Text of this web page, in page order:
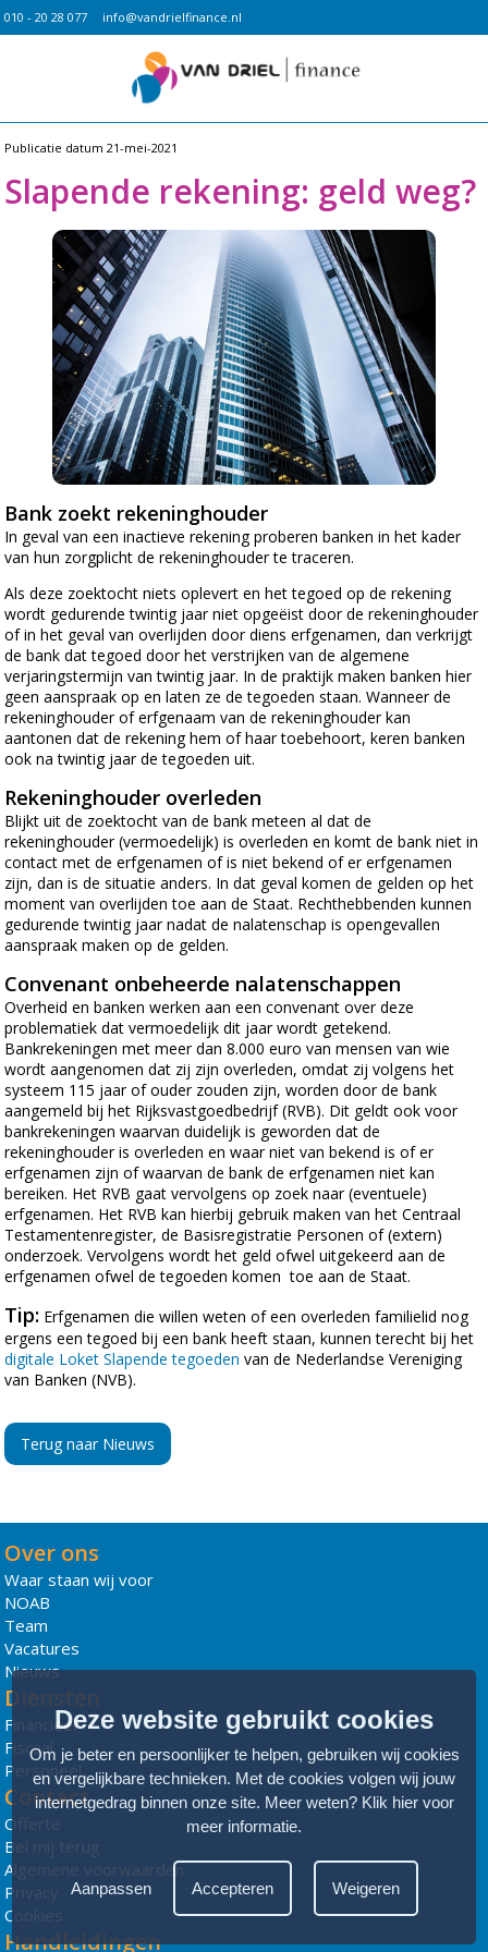
010 - 20 28 077 info@vandrielfinance.nl
Publicatie datum 21-mei-2021
Slapende rekening: geld weg?
Bank zoekt rekeninghouder
In geval van een inactieve rekening proberen banken in het kader
van hun zorgplicht de rekeninghouder te traceren.
Als deze zoektocht niets oplevert en het tegoed op de rekening
wordt gedurende twintig jaar niet opgeëist door de rekeninghouder
of in het geval van overlijden door diens erfgenamen, dan verkrijgt
de bank dat tegoed door het verstrijken van de algemene
verjaringstermijn van twintig jaar. In de praktijk maken banken hier
geen aanspraak op en laten ze de tegoeden staan. Wanneer de
rekeninghouder of erfgenaam van de rekeninghouder kan
aantonen dat de rekening hem of haar toebehoort, keren banken
ook na twintig jaar de tegoeden uit.
Rekeninghouder overleden
Blijkt uit de zoektocht van de bank meteen al dat de
rekeninghouder (vermoedelijk) is overleden en komt de bank niet in
contact met de erfgenamen of is niet bekend of er erfgenamen
zijn, dan is de situatie anders. In dat geval komen de gelden op het
moment van overlijden toe aan de Staat. Rechthebbenden kunnen
gedurende twintig jaar nadat de nalatenschap is opengevallen
aanspraak maken op de gelden.
Convenant onbeheerde nalatenschappen
Overheid en banken werken aan een convenant over deze
problematiek dat vermoedelijk dit jaar wordt getekend.
Bankrekeningen met meer dan 8.000 euro van mensen van wie
wordt aangenomen dat zij zijn overleden, omdat zij volgens het
systeem 115 jaar of ouder zouden zijn, worden door de bank
aangemeld bij het Rijksvastgoedbedrijf (RVB). Dit geldt ook voor
bankrekeningen waarvan duidelijk is geworden dat de
rekeninghouder is overleden en waar niet van bekend is of er
erfgenamen zijn of waarvan de bank de erfgenamen niet kan
bereiken. Het RVB gaat vervolgens op zoek naar (eventuele)
erfgenamen. Het RVB kan hierbij gebruik maken van het Centraal
Testamentenregister, de Basisregistratie Personen of (extern)
onderzoek. Vervolgens wordt het geld ofwel uitgekeerd aan de
erfgenamen ofwel de tegoeden komen toe aan de Staat.
Tip: Erfgenamen die willen weten of een overleden familielid nog
ergens een tegoed bij een bank heeft staan, kunnen terecht bij het
digitale Loket Slapende tegoeden van de Nederlandse Vereniging
van Banken (NVB).
Terug naar Nieuws
Over ons
Waar staan wij voor
NOAB
Team
Vacatures
Nieuws
Diensten
Financieel
Fiscaal
Personeel
Contact
Offerte
Bel mij terug
Algemene voorwaarden
Privacy
Cookies
Handleidingen
Deze website gebruikt cookies
Om je beter en persoonlijker te helpen, gebruiken wij cookies
en vergelijkbare technieken. Met de cookies volgen wij jouw
internetgedrag binnen onze site. Meer weten? Klik hier voor
meer informatie.
Aanpassen Accepteren Weigeren